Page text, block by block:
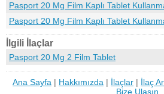
Pasport 20 Mg Film Kaplı Tablet
Pasport 20 Mg Film Kaplı Tablet
İlgili İlaçlar
Pasport 20 Mg 2 Film Tablet
Ana Sayfa | Hakkımızda | İlaçlar | İlaç
Bize Ulaşın